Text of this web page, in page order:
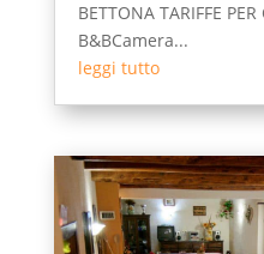
BETTONA TARIFFE
B&BCamera...
leggi tutto